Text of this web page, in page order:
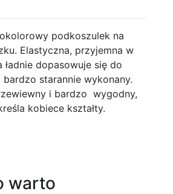
podkoszulek na
Elastyczna, przyjemna w
ładnie dopasowuje się do
starannie wykonany.
i bardzo wygodny,
kobiece kształty.
warto